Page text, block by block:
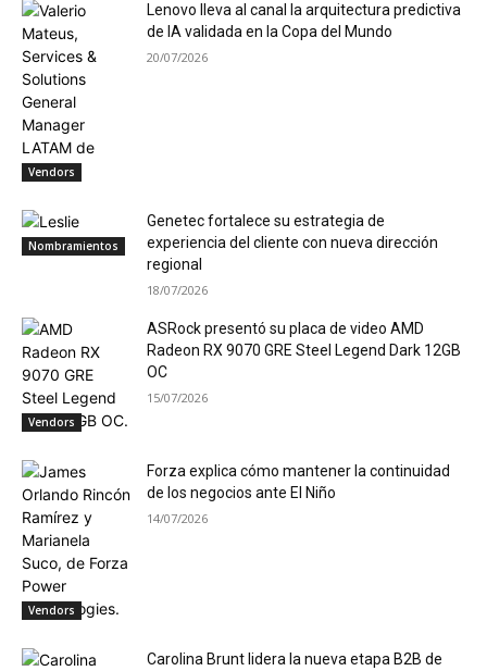
Vendors
Lenovo lleva al canal la arquitectura predictiva
de IA validada en la Copa del Mundo
20/07/2026
Nombramientos
Genetec fortalece su estrategia de
experiencia del cliente con nueva dirección
regional
18/07/2026
Vendors
ASRock presentó su placa de video AMD
Radeon RX 9070 GRE Steel Legend Dark 12GB
OC
15/07/2026
Vendors
Forza explica cómo mantener la continuidad
de los negocios ante El Niño
14/07/2026
Carolina Brunt lidera la nueva etapa B2B de